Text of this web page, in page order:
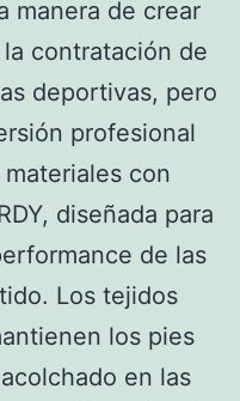
manera de crear
contratación de
deportivas, pero
profesional
con
diseñada para
de las
Los tejidos
los pies
en las